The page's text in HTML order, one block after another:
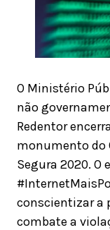
O Ministério
não
Redentor
monumento do
Segura 2020.
conscientizar a
combate a